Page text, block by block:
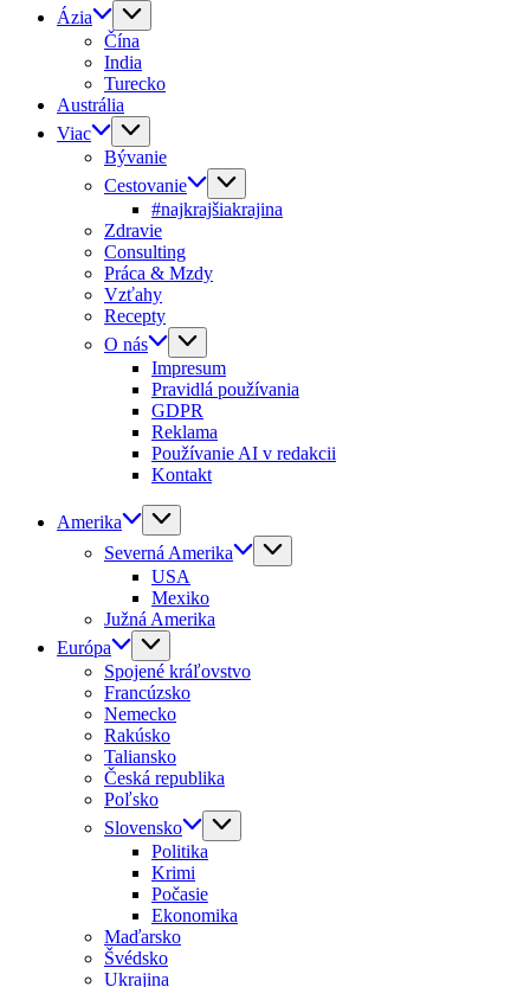
Ázia
Čína
India
Turecko
Austrália
Viac
Bývanie
Cestovanie
#najkrajšiakrajina
Zdravie
Consulting
Práca & Mzdy
Vzťahy
Recepty
O nás
Impresum
Pravidlá používania
GDPR
Reklama
Používanie AI v redakcii
Kontakt
Amerika
Severná Amerika
USA
Mexiko
Južná Amerika
Európa
Spojené kráľovstvo
Francúzsko
Nemecko
Rakúsko
Taliansko
Česká republika
Poľsko
Slovensko
Politika
Krimi
Počasie
Ekonomika
Maďarsko
Švédsko
Ukrajina